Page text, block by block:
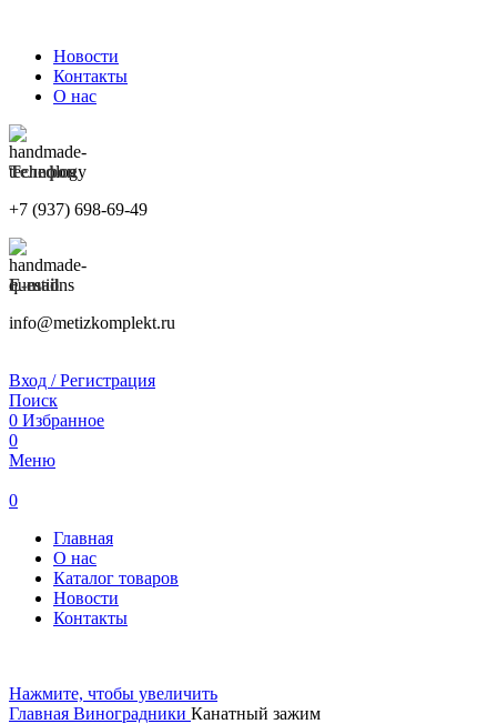
Новости
Контакты
О нас
Телефон
+7 (937) 698-69-49
E-mail
info@metizkomplekt.ru
Вход / Регистрация
Поиск
0 Избранное
0
Меню
0
Главная
О нас
Каталог товаров
Новости
Контакты
Нажмите, чтобы увеличить
Главная Виноградники Канатный зажим